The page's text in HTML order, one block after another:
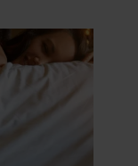
met andere
die ze hebben
hun services. U
website blijft